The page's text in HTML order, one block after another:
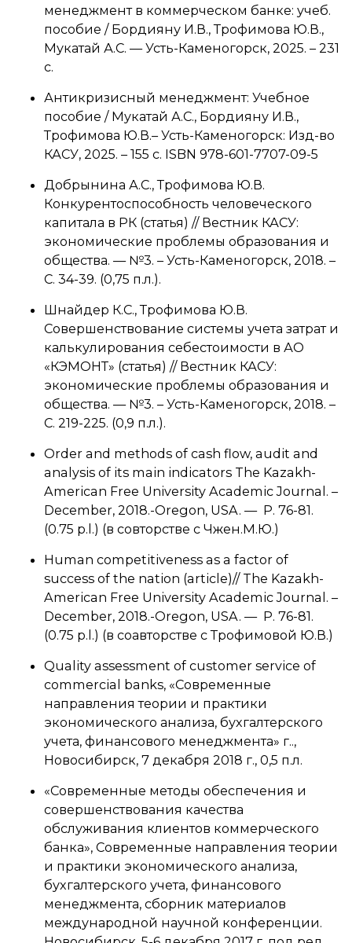
менеджмент в коммерческом банке: учеб.
пособие / Бордияну И.В., Трофимова Ю.В.,
Мукатай А.С. — Усть-Каменогорск, 2025. – 231
с.
Антикризисный менеджмент: Учебное
пособие / Мукатай А.С., Бордияну И.В.,
Трофимова Ю.В.– Усть-Каменогорск: Изд-во
КАСУ, 2025. – 155 с. ISBN 978-601-7707-09-5
Добрынина А.С., Трофимова Ю.В.
Конкурентоспособность человеческого
капитала в РК (статья) // Вестник КАСУ:
экономические проблемы образования и
общества. — №3. – Усть-Каменогорск, 2018. –
С. 34-39. (0,75 п.л.).
Шнайдер К.С., Трофимова Ю.В.
Совершенствование системы учета затрат и
калькулирования себестоимости в АО
«КЭМОНТ» (статья) // Вестник КАСУ:
экономические проблемы образования и
общества. — №3. – Усть-Каменогорск, 2018. –
С. 219-225. (0,9 п.л.).
Order and methods of cash flow, audit and
analysis of its main indicators The Kazakh-
American Free University Academic Journal. –
December, 2018.-Oregon, USA. — P. 76-81.
(0.75 p.l.) (в совторстве с Чжен.М.Ю.)
Human competitiveness as a factor of
success of the nation (article)// The Kazakh-
American Free University Academic Journal. –
December, 2018.-Oregon, USA. — P. 76-81.
(0.75 p.l.) (в соавторстве с Трофимовой Ю.В.)
Quality assessment of customer service of
commercial banks, «Современные
направления теории и практики
экономического анализа, бухгалтерского
учета, финансового менеджмента» г..,
Новосибирск, 7 декабря 2018 г., 0,5 п.л.
«Современные методы обеспечения и
совершенствования качества
обслуживания клиентов коммерческого
банка», Современные направления теории
и практики экономического анализа,
бухгалтерского учета, финансового
менеджмента, сборник материалов
международной научной конференции.